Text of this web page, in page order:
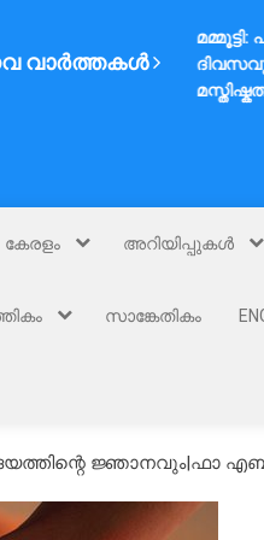
വാർത്തകൾ
മമ്മൂട്ടി:
ദിവസവും
കേരളം അറിയിപ്പുകൾ
സാങ്കേതികം
ജ്ഞാനവും|ഫാ